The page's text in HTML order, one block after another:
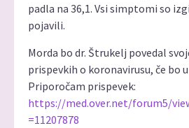
padla na 36,1. Vsi simptomi so
pojavili.
Morda bo dr. Štrukelj povedal
prispevkih o koronavirusu, če bo
Priporočam prispevek:
https://med.over.net/forum5/
=11207878